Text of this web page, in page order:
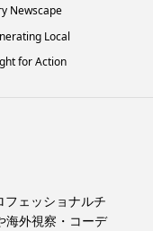
Newscape
Local
for Action
ェッショナルチ
海外視察・コーデ